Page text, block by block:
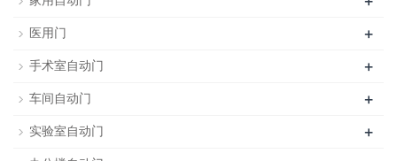
医用门 +
手术室自动门 +
车间自动门 +
实验室自动门 +